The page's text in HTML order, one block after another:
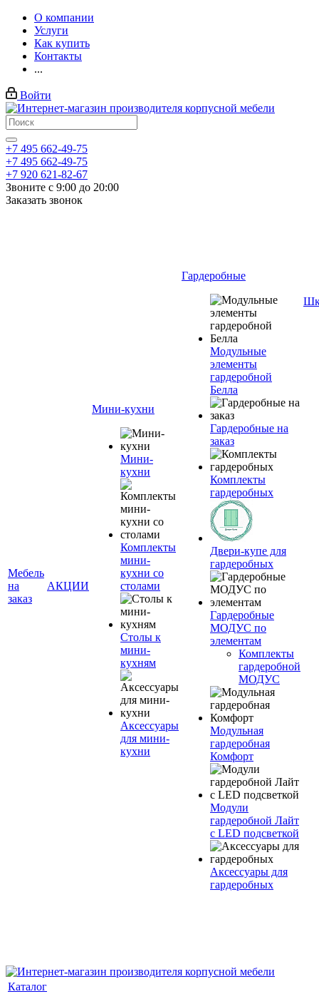
О компании
Услуги
Как купить
Контакты
...
Войти
+7 495 662-49-75
+7 495 662-49-75
+7 920 621-82-67
Звоните с 9:00 до 20:00
Заказать звонок
Мебель
на
заказ
АКЦИИ
Мини-кухни
Мини-
кухни
Комплекты
мини-
кухни со
столами
Столы к
мини-
кухням
Аксессуары
для мини-
кухни
Гардеробные
Модульные
элементы
гардеробной
Белла
Гардеробные на
заказ
Комплекты
гардеробных
Двери-купе для
гардеробных
Гардеробные
МОДУС по
элементам
Комплекты
гардеробной
МОДУС
Модульная
гардеробная
Комфорт
Модули
гардеробной Лайт
с LED подсветкой
Аксессуары для
гардеробных
Каталог